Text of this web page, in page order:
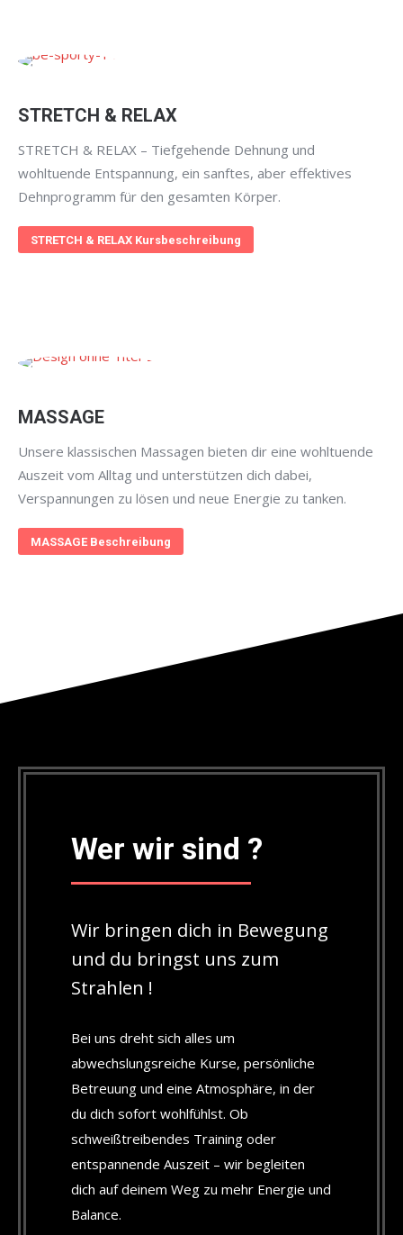
STRETCH & RELAX
STRETCH & RELAX – Tiefgehende Dehnung und
wohltuende Entspannung, ein sanftes, aber effektives
Dehnprogramm für den gesamten Körper.
STRETCH & RELAX Kursbeschreibung
MASSAGE
Unsere klassischen Massagen bieten dir eine wohltuende
Auszeit vom Alltag und unterstützen dich dabei,
Verspannungen zu lösen und neue Energie zu tanken.
MASSAGE Beschreibung
Wer wir sind ?
Wir bringen dich in Bewegung
und du bringst uns zum
Strahlen !
Bei uns dreht sich alles um
abwechslungsreiche Kurse, persönliche
Betreuung und eine Atmosphäre, in der
du dich sofort wohlfühlst. Ob
schweißtreibendes Training oder
entspannende Auszeit – wir begleiten
dich auf deinem Weg zu mehr Energie und
Balance.